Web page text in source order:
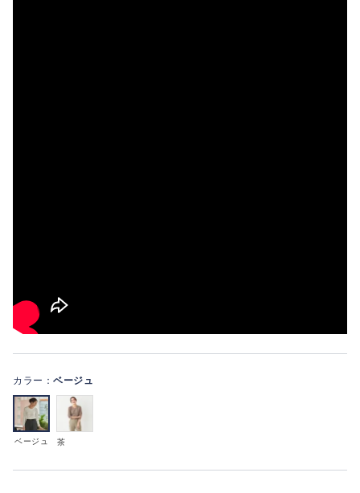
カラー： ベージュ
ベージュ 茶